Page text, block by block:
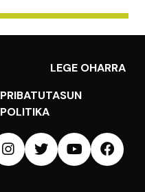
LEGE OHARRA
PRIBATUTASUN
POLITIKA